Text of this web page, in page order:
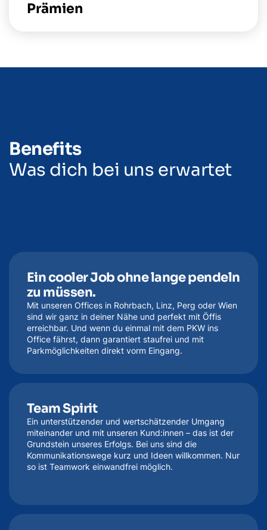
Prämien
Benefits
Was dich bei uns erwartet
Ein cooler Job ohne lange pendeln
zu müssen.
Mit unseren Offices in Rohrbach, Linz, Perg oder Wien
sind wir ganz in deiner Nähe und perfekt mit Öffis
erreichbar. Und wenn du einmal mit dem PKW ins
Office fährst, dann garantiert staufrei und mit
Parkmöglichkeiten direkt vorm Eingang.
Team Spirit
Ein unterstützender und wertschätzender Umgang
miteinander und mit unseren Kund:innen – das ist der
Grundstein unseres Erfolgs. Bei uns sind die
Kommunikationswege kurz und Ideen willkommen. Nur
so ist Teamwork einwandfrei möglich.